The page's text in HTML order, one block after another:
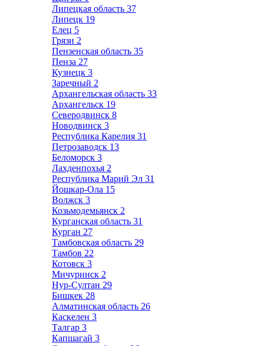
Липецкая область 37
Липецк 19
Елец 5
Грязи 2
Пензенская область 35
Пенза 27
Кузнецк 3
Заречный 2
Архангельская область 33
Архангельск 19
Северодвинск 8
Новодвинск 3
Республика Карелия 31
Петрозаводск 13
Беломорск 3
Лахденпохья 2
Республика Марий Эл 31
Йошкар-Ола 15
Волжск 3
Козьмодемьянск 2
Курганская область 31
Курган 27
Тамбовская область 29
Тамбов 22
Котовск 3
Мичуринск 2
Нур-Султан 29
Бишкек 28
Алматинская область 26
Каскелен 3
Талгар 3
Капшагай 3